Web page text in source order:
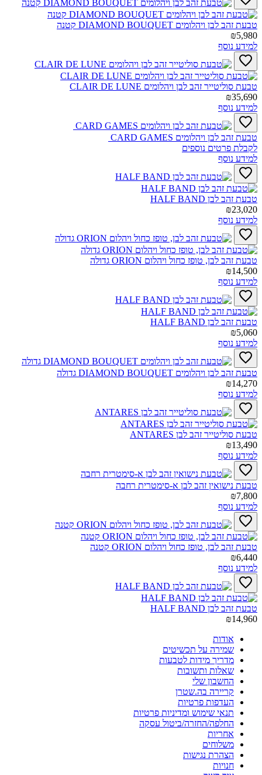
טבעת זהב לבן ויהלומים DIAMOND BOUQUET קטנה‎
₪5,980
למידע נוסף
טבעת סוליטייר זהב לבן ויהלומים CLAIR DE LUNE‎
₪35,690
למידע נוסף
טבעת זהב לבן ויהלומים ‎ CARD GAMES‎
לקבלת פרטים נוספים
למידע נוסף
טבעת זהב לבן HALF BAND‎
₪23,020
למידע נוסף
טבעת זהב לבן, טופז כחול ויהלום ORION גדולה‎
₪14,500
למידע נוסף
טבעת זהב לבן HALF BAND‎
₪5,060
למידע נוסף
טבעת זהב לבן ויהלומים DIAMOND BOUQUET גדולה‎
₪14,270
למידע נוסף
טבעת סוליטייר זהב לבן ANTARES‎
₪13,490
למידע נוסף
טבעת נישואין זהב לבן א-סימטרית רחבה‎
₪7,800
למידע נוסף
טבעת זהב לבן, טופז כחול ויהלום ORION קטנה‎
₪6,440
למידע נוסף
טבעת זהב לבן HALF BAND‎
₪14,960
אודות
שמירה על תכשיטים
מדריך מידות לטבעות
שאלות ותשובות
החשבון שלי
קריירה בה.שטרן
העדפות פרטיות
תנאי שימוש ומדיניות פרטיות
החלפה/החזרה/ביטול עסקה
אחריות
משלוחים
הצהרת נגישות
חנויות